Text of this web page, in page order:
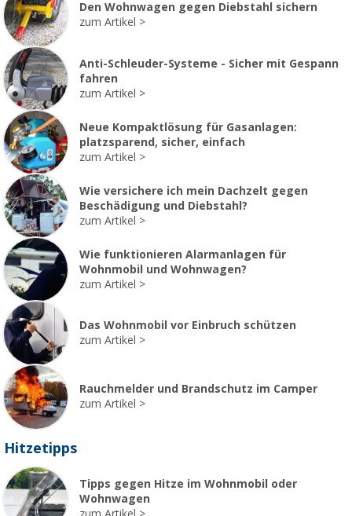
Den Wohnwagen gegen Diebstahl sichern
zum Artikel
Anti-Schleuder-Systeme - Sicher mit Gespann
fahren
zum Artikel
Neue Kompaktlösung für Gasanlagen:
platzsparend, sicher, einfach
zum Artikel
Wie versichere ich mein Dachzelt gegen
Beschädigung und Diebstahl?
zum Artikel
Wie funktionieren Alarmanlagen für
Wohnmobil und Wohnwagen?
zum Artikel
Das Wohnmobil vor Einbruch schützen
zum Artikel
Rauchmelder und Brandschutz im Camper
zum Artikel
Hitzetipps
Tipps gegen Hitze im Wohnmobil oder
Wohnwagen